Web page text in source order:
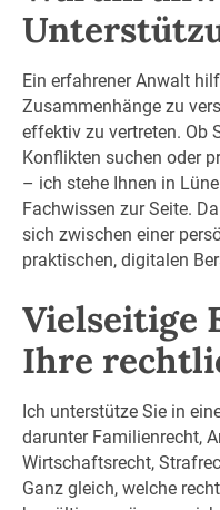
Ein erfahrener Anwalt
Zusammenhänge zu
effektiv zu vertreten. Ob
Konflikten suchen oder
– ich stehe Ihnen in
Fachwissen zur Seite.
sich zwischen einer
praktischen, digitalen
Vielseitige
Ihre
Ich unterstütze Sie in
darunter Familienrecht,
Wirtschaftsrecht,
Ganz gleich, welche